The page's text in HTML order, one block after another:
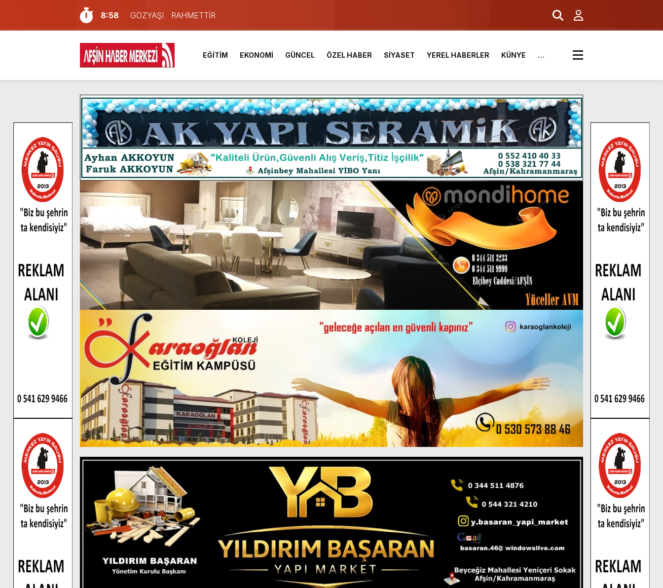
8:58
GÖZYAŞI RAHMETTİR
7:57
Afşin Sağlık Yüksek Okulu ve Meslek Yüksek Okulunda görev değişimi!
6:31
Onikişubat Belediyesi’nin Üniversite Hazırlık Kursu başvurularında son gün 7 Ağustos.
16:10
Uluslararası Bisiklet Yarışması’nda En Zorlu Etap Tamamlandı.
13:27
NOTER ONAYLI TYP LİSTESİ YAYINLANDI.
11:22
KAFUM Fuar Alanı Bulut ve Yavuz’un Ezgileriyle Şenlendi.
8:06
Afşinli bir hemşehrimizin de olduğu Filistin Konvoyu, güçlenerek ilerliyor.
14:05
Madrigal, Perşembe Günü KAFUM’da Sahne Alacak.
7:39
KEDİNİZ Mİ VAR?
4:58
İklim Dirençli Tarım İçin Güç Birliği.
EĞİTİM EKONOMİ GÜNCEL ÖZEL HABER SİYASET YEREL HABERLER KÜNYE …